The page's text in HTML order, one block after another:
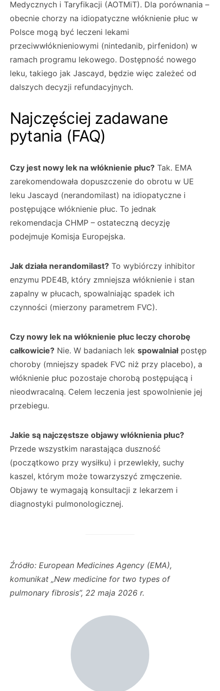
Medycznych i Taryfikacji (AOTMiT). Dla porównania –
obecnie chorzy na idiopatyczne włóknienie płuc w
Polsce mogą być leczeni lekami
przeciwwłóknieniowymi (nintedanib, pirfenidon) w
ramach programu lekowego. Dostępność nowego
leku, takiego jak Jascayd, będzie więc zależeć od
dalszych decyzji refundacyjnych.
Najczęściej zadawane
pytania (FAQ)
Czy jest nowy lek na włóknienie płuc? Tak. EMA
zarekomendowała dopuszczenie do obrotu w UE
leku Jascayd (nerandomilast) na idiopatyczne i
postępujące włóknienie płuc. To jednak
rekomendacja CHMP – ostateczną decyzję
podejmuje Komisja Europejska.
Jak działa nerandomilast? To wybiórczy inhibitor
enzymu PDE4B, który zmniejsza włóknienie i stan
zapalny w płucach, spowalniając spadek ich
czynności (mierzony parametrem FVC).
Czy nowy lek na włóknienie płuc leczy chorobę
całkowicie? Nie. W badaniach lek spowalniałpostęp
choroby (mniejszy spadek FVC niż przy placebo), a
włóknienie płuc pozostaje chorobą postępującą i
nieodwracalną. Celem leczenia jest spowolnienie jej
przebiegu.
Jakie są najczęstsze objawy włóknienia płuc?
Przede wszystkim narastająca duszność
(początkowo przy wysiłku) i przewlekły, suchy
kaszel, którym może towarzyszyć zmęczenie.
Objawy te wymagają konsultacji z lekarzem i
diagnostyki pulmonologicznej.
Źródło: European Medicines Agency (EMA),
komunikat „New medicine for two types of
pulmonary fibrosis”, 22 maja 2026 r.